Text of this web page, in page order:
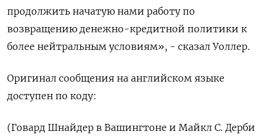
продолжить начатую нами работу по
возвращению денежно-кредитной политики к
более нейтральным условиям», - сказал Уоллер.
Оригинал сообщения на английском языке
доступен по коду:
(Говард Шнайдер в Вашингтоне и Майкл С. Дерби